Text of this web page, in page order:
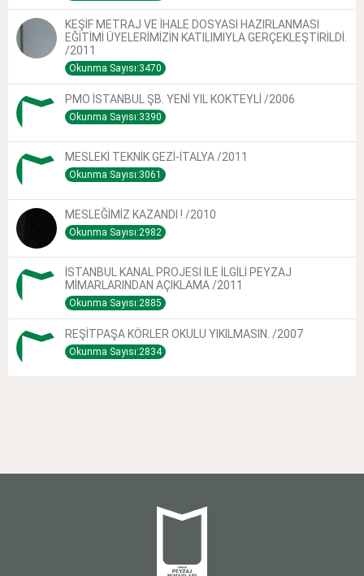
KEŞİF METRAJ VE İHALE DOSYASI HAZIRLANMASI
EĞİTİMİ ÜYELERİMİZİN KATILIMIYLA GERÇEKLEŞTİRİLDİ.
/2011
Okunma Sayısı:3470
PMO İSTANBUL ŞB. YENİ YIL KOKTEYLİ /2006
Okunma Sayısı:3390
MESLEKİ TEKNİK GEZİ-İTALYA /2011
Okunma Sayısı:3061
MESLEĞİMİZ KAZANDI ! /2010
Okunma Sayısı:2982
İSTANBUL KANAL PROJESİ İLE İLGİLİ PEYZAJ
MİMARLARINDAN AÇIKLAMA /2011
Okunma Sayısı:2885
REŞİTPAŞA KÖRLER OKULU YIKILMASIN. /2007
Okunma Sayısı:2834